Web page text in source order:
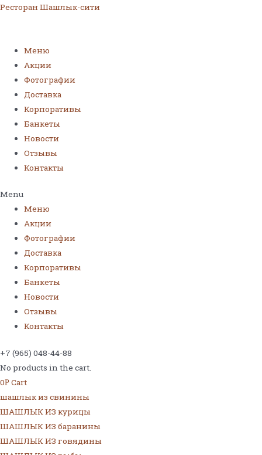
Ресторан Шашлык-сити
Меню
Акции
Фотографии
Доставка
Корпоративы
Банкеты
Новости
Отзывы
Контакты
Menu
Меню
Акции
Фотографии
Доставка
Корпоративы
Банкеты
Новости
Отзывы
Контакты
+7 (965) 048-44-88
No products in the cart.
0Р Cart
шашлык из свинины
ШАШЛЫК ИЗ курицы
ШАШЛЫК ИЗ баранины
ШАШЛЫК ИЗ говядины